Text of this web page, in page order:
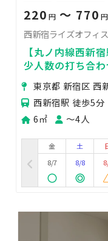
220 円 〜 770 円
西新宿ライズオフィ
【丸ノ内線西新
少人数の打ち合
お部屋です♪当日
東京都 新宿区 西
西新宿駅 徒歩5分
6㎡
〜4人
金
8/7
土
8/8